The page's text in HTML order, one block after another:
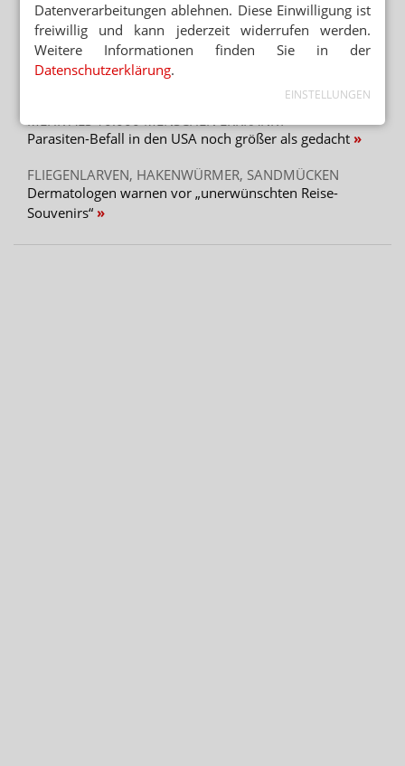
Datenverarbeitungen ablehnen. Diese Einwilligung ist
freiwillig und kann jederzeit widerrufen werden.
Weitere Informationen finden Sie in der
Datenschutzerklärung.
EINSTELLUNGEN
Mehr aus Ressort
ENTSORGUNG ERFOLGT EIGENSTÄNDIG
Pikrinsäure sorgt für Großaufgebot der Feuerwehr
Parasiten-Befall in den USA noch größer als gedacht
FLIEGENLARVEN, HAKENWÜRMER, SANDMÜCKEN
Dermatologen warnen vor „unerwünschten Reise-
Souvenirs“